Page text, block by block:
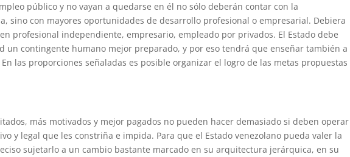
público y no vayan a quedarse en él no sólo deberán contar con la
sino con mayores oportunidades de desarrollo profesional o empresarial. Debiera
profesional independiente, empresario, empleado por privados. El Estado debe
un contingente humano mejor preparado, y por eso tendrá que enseñar también a
las proporciones señaladas es posible organizar el logro de las metas propuestas
más motivados y mejor pagados no pueden hacer demasiado si deben operar
y legal que les constriña e impida. Para que el Estado venezolano pueda valer la
sujetarlo a un cambio bastante marcado en su arquitectura jerárquica, en su